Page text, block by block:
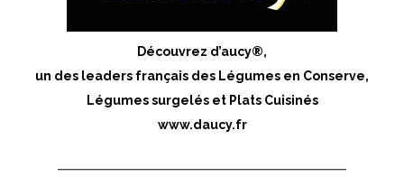
Découvrez d’aucy®,
un des leaders français des Légumes en Conserve,
Légumes surgelés et Plats Cuisinés
www.daucy.fr